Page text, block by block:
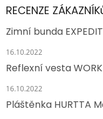
RECENZE
Zimní bunda
16.10.2022
Reflexní vesta
16.10.2022
Pláštěnka HURTTA